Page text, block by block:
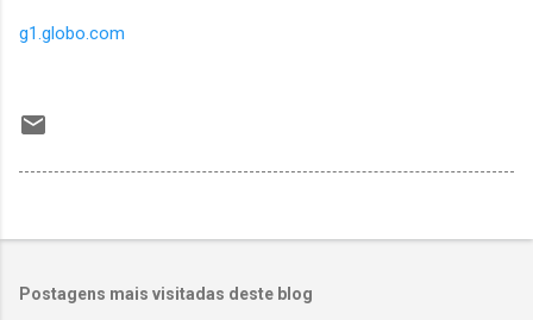
g1.globo.com
Postagens mais visitadas deste blog